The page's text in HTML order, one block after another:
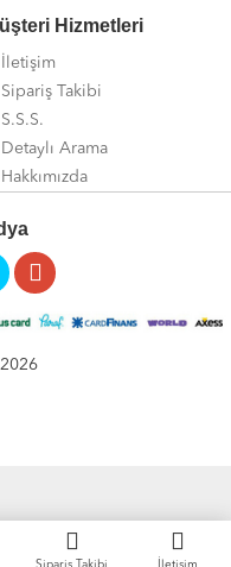
Sipariş Takibi İletişim
Hizmetleri
İletişim
Sipariş Takibi
S.S.S.
Detaylı Arama
Hakkımızda